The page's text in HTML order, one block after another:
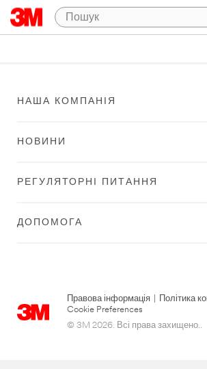
НАША КОМПАНІЯ
НОВИНИ
РЕГУЛЯТОРНІ ПИТАННЯ
ДОПОМОГА
Правова інформація Політика
Cookie Preferences
© 3M 2026. Всі права захищено..